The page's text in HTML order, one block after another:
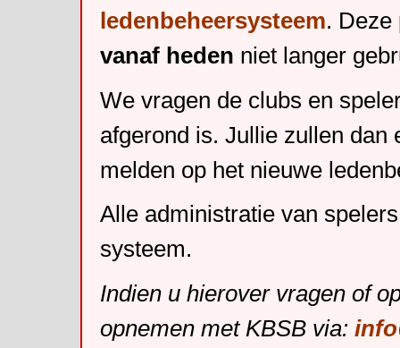
ledenbeheersysteem. Deze
vanaf heden niet langer
We vragen de clubs en
afgerond is. Jullie zullen dan
melden op het nieuwe
Alle administratie van
systeem.
Indien u hierover vragen of
opnemen met KBSB via: